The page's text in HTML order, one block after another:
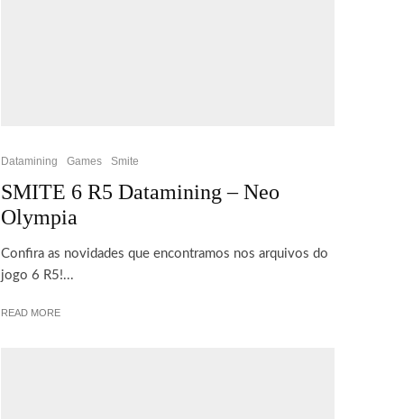
Datamining Games Smite
SMITE 6 R5 Datamining – Neo
Olympia
Confira as novidades que encontramos nos arquivos do
jogo 6 R5!...
READ MORE